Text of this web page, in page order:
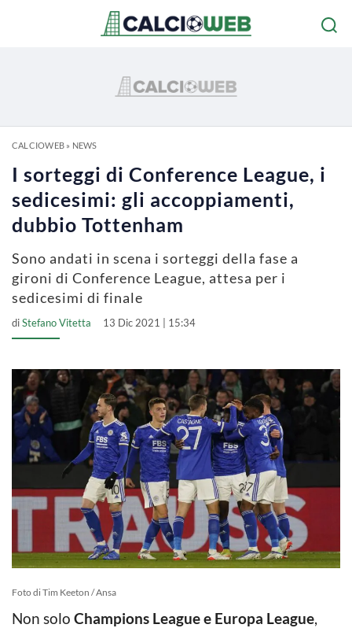
CALCIOWEB» NEWS
I sorteggi di Conference League, i
sedicesimi: gli accoppiamenti,
dubbio Tottenham
Sono andati in scena i sorteggi della fase a
gironi di Conference League, attesa per i
sedicesimi di finale
diStefano Vitetta 13 Dic 2021 | 15:34
Foto di Tim Keeton / Ansa
Non solo Champions League e Europa League,